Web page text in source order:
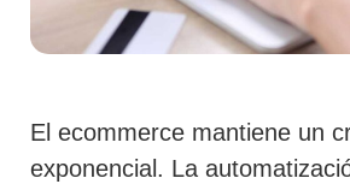
El ecommerce mantiene un
exponencial. La